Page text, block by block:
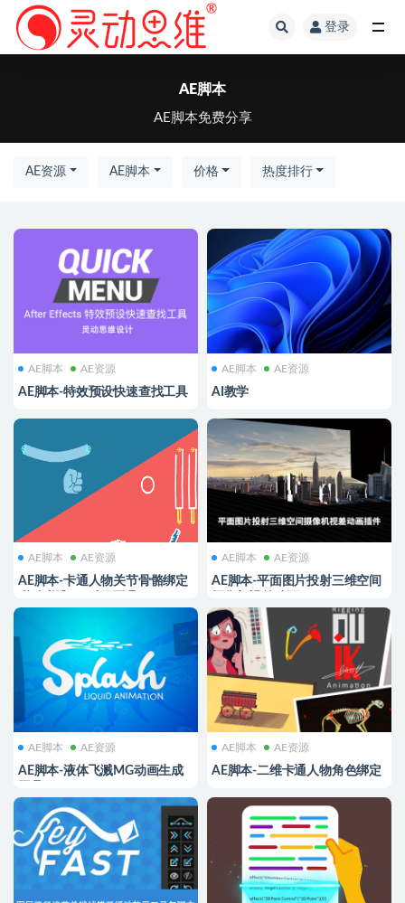
登录
AE脚本
AE脚本免费分享
AE资源 AE脚本 价格 热度排行
AE脚本 AE资源
AE脚本-特效预设快速查找工具
AE脚本 AE资源
AI教学
AE脚本 AE资源
AE脚本-卡通人物关节骨骼绑定
AE脚本 AE资源
AE脚本-平面图片投射三维空间
v3.06
AE脚本 AE资源
AE脚本-液体飞溅MG动画生成
AE脚本 AE资源
AE脚本-二维卡通人物角色绑定
全部